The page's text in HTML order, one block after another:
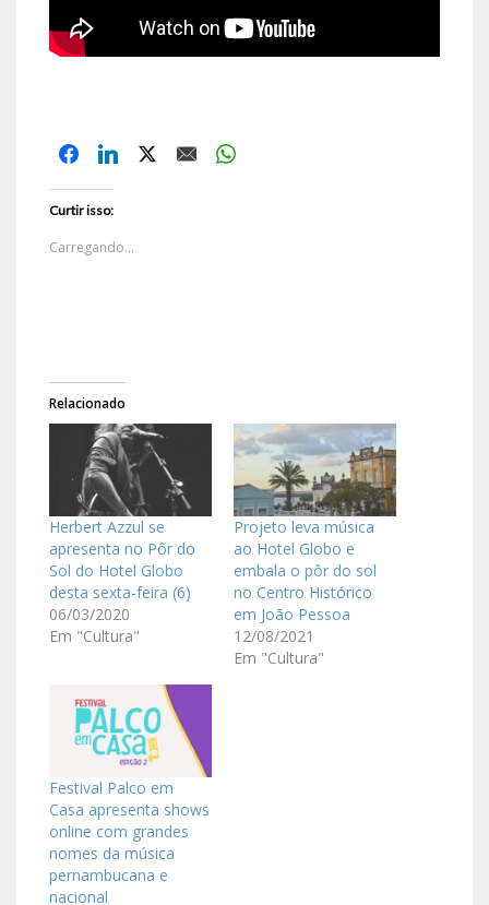
Curtir isso:
Carregando...
Relacionado
Herbert Azzul se
apresenta no Pôr do
Sol do Hotel Globo
desta sexta-feira (6)
06/03/2020
Em "Cultura"
Projeto leva música
ao Hotel Globo e
embala o pôr do sol
no Centro Histórico
em João Pessoa
12/08/2021
Em "Cultura"
Festival Palco em
Casa apresenta shows
online com grandes
nomes da música
pernambucana e
nacional